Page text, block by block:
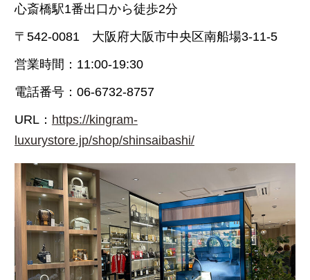
心斎橋駅1番出口から徒歩2分
〒542-0081 大阪府大阪市中央区南船場3-11-5
営業時間：11:00-19:30
電話番号：06-6732-8757
URL： https://kingram-
luxurystore.jp/shop/shinsaibashi/